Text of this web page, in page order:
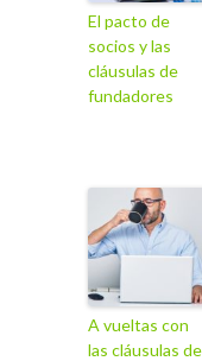
El pacto de
socios y las
cláusulas de
fundadores
A vueltas con
las cláusulas de